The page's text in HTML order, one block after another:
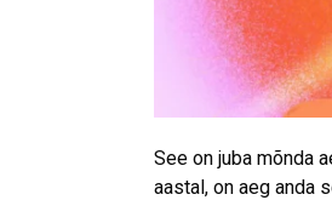
See on juba mõnda
aastal, on aeg